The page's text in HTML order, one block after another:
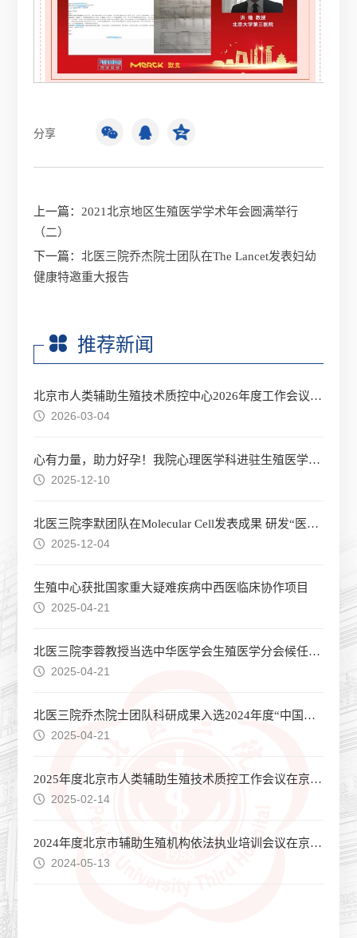
分享
上一篇： 2021北京地区生殖医学学术年会圆满举行
（二）
下一篇：北医三院乔杰院士团队在The Lancet发表妇幼
健康特邀重大报告
推荐新闻
北京市人类辅助生殖技术质控中心2026年度工作会议在京顺利召开
2026-03-04
心有力量，助力好孕！我院心理医学科进驻生殖医学中心
2025-12-10
北医三院李默团队在Molecular Cell发表成果 研发“医化交叉”体内蛋白质组标记技术
2025-12-04
生殖中心获批国家重大疑难疾病中西医临床协作项目
2025-04-21
北医三院李蓉教授当选中华医学会生殖医学分会候任主任委员
2025-04-21
北医三院乔杰院士团队科研成果入选2024年度“中国科学十大进展”
2025-04-21
2025年度北京市人类辅助生殖技术质控工作会议在京顺利召开
2025-02-14
2024年度北京市辅助生殖机构依法执业培训会议在京顺利召开
2024-05-13